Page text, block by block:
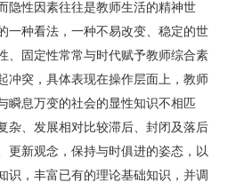
隐性因素往往是教师生活的精神世
一种看法，一种不易改变、稳定的世
、固定性常常与时代赋予教师综合素
冲突，具体表现在操作层面上，教师
瞬息万变的社会的显性知识不相匹
杂、发展相对比较滞后、封闭及落后
更新观念，保持与时俱进的姿态，以
识，丰富已有的理论基础知识，并调